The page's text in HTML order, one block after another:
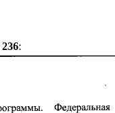
236: